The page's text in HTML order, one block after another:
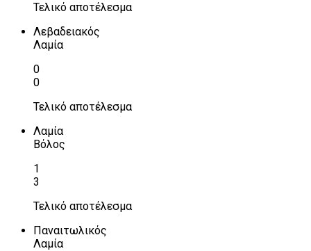
Τελικό αποτέλεσμα
Λεβαδειακός
Λαμία
0
0
Τελικό αποτέλεσμα
Λαμία
Βόλος
1
3
Τελικό αποτέλεσμα
Παναιτωλικός
Λαμία